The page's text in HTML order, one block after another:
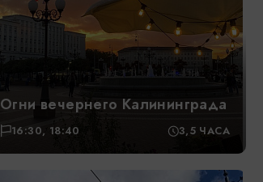
Огни вечернего Калининграда
16:30, 18:40 3,5 ЧАСА